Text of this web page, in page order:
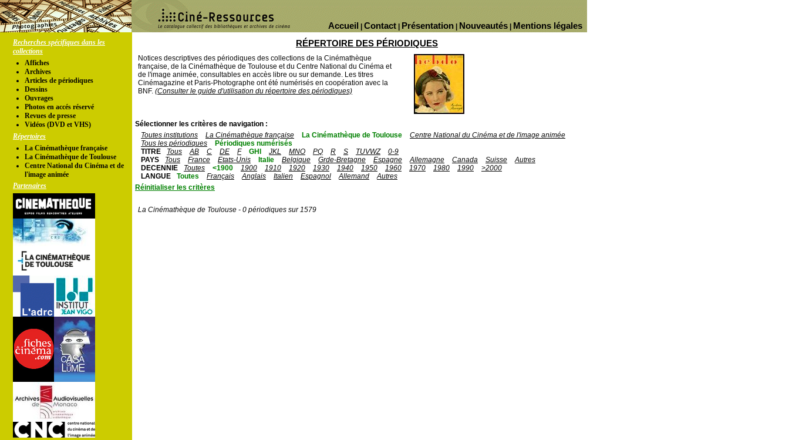
Mentions légales
Nouveautés
Présentation
Contact
Accueil
Recherches spécifiques dans les
collections
Affiches
Archives
Articles de périodiques
Dessins
Ouvrages
Photos en accés réservé
Revues de presse
Vidéos (DVD et VHS)
Répertoires
La Cinémathèque française
La Cinémathèque de Toulouse
Centre National du Cinéma et de
l'image animée
Partenaires
RÉPERTOIRE DES PÉRIODIQUES
Notices descriptives des périodiques des collections de la Cinémathèque
française, de la Cinémathèque de Toulouse et du Centre National du Cinéma et
de l'image animée, consultables en accès libre ou sur demande. Les titres
Cinémagazine et Paris-Photographe ont été numérisés en coopération avec la
BNF. (Consulter le guide d'utilisation du répertoire des périodiques)
Sélectionner les critères de navigation :
Toutes institutions
La Cinémathèque française La Cinémathèque de Toulouse
Centre National du Cinéma et de l'image animée
Tous les périodiques
Périodiques numérisés
TITRE
Tous AB C DE F GHI JKL MNO PQ R S TUVWZ
0-9
PAYS
Tous France Etats-Unis Italie Belgique Grde-Bretagne Espagne Allemagne Canada Suisse
Autres
DECENNIE
Toutes <1900 1900 1910 1920 1930 1940 1950 1960 1970 1980 1990
>2000
LANGUE
Toutes Français Anglais Italien Espagnol Allemand
Autres
Réinitialiser les critères
La Cinémathèque de Toulouse - 0 périodiques sur 1579